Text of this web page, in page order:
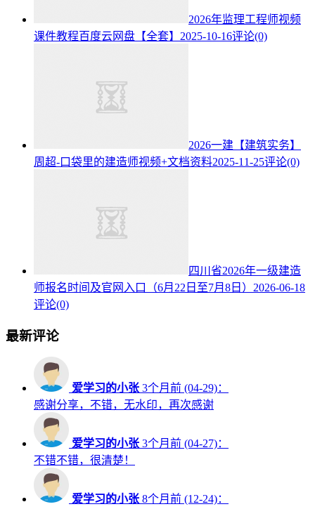
2026年监理工程师视频
课件教程百度云网盘【全套】 2025-10-16评论(0)
2026一建【建筑实务】
周超-口袋里的建造师视频+文档资料2025-11-25评论(0)
四川省2026年一级建造
师报名时间及官网入口（6月22日至7月8日） 2026-06-18
评论(0)
最新评论
爱学习的小张 3个月前 (04-29)：
感谢分享，不错，无水印，再次感谢
爱学习的小张 3个月前 (04-27)：
不错不错，很清楚！
爱学习的小张 8个月前 (12-24)：